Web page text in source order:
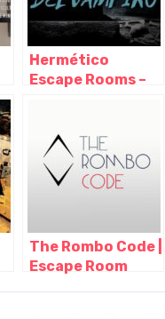
Hermético
Escape Rooms –
Madrid
The Rombo Code |
Escape Room